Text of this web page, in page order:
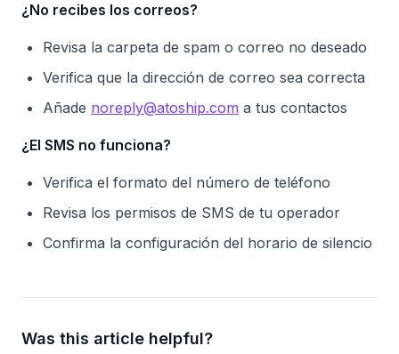
¿No recibes los correos?
Revisa la carpeta de spam o correo no deseado
Verifica que la dirección de correo sea correcta
Añade noreply@atoship.com a tus contactos
¿El SMS no funciona?
Verifica el formato del número de teléfono
Revisa los permisos de SMS de tu operador
Confirma la configuración del horario de silencio
Was this article helpful?